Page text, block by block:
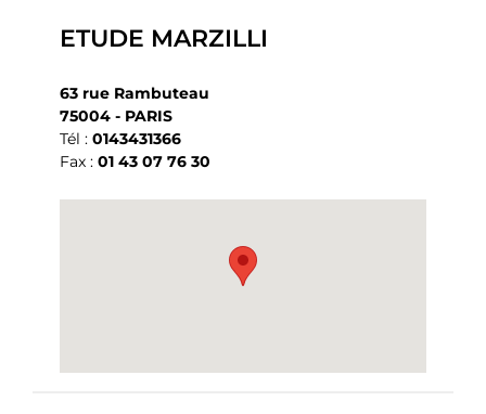
ETUDE MARZILLI
63 rue Rambuteau
75004 - PARIS
Tél : 0143431366
Fax : 01 43 07 76 30